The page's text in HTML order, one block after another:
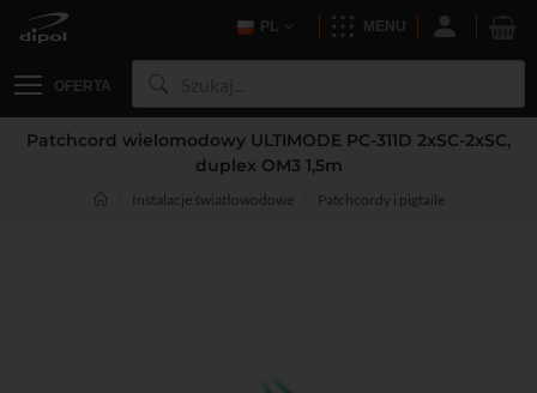
PL MENU
OFERTA
Patchcord wielomodowy ULTIMODE PC-311D 2xSC-2xSC,
duplex OM3 1,5m
Instalacje światłowodowe Patchcordy i pigtaile